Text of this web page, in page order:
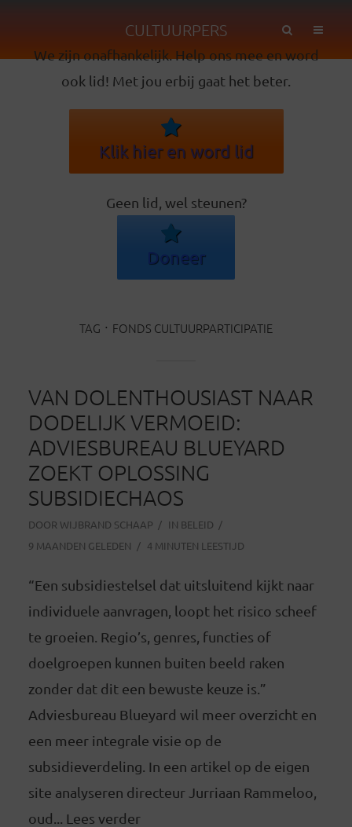
CULTUURPERS
We zijn onafhankelijk. Help ons mee en word
ook lid! Met jou erbij gaat het beter.
Klik hier en word lid
Geen lid, wel steunen?
Doneer
TAG FONDS CULTUURPARTICIPATIE
VAN DOLENTHOUSIAST NAAR
DODELIJK VERMOEID:
ADVIESBUREAU BLUEYARD
ZOEKT OPLOSSING
SUBSIDIECHAOS
DOOR WIJBRAND SCHAAP IN BELEID
9 MAANDEN GELEDEN
4 MINUTEN LEESTIJD
“Een subsidiestelsel dat uitsluitend kijkt naar
individuele aanvragen, loopt het risico scheef
te groeien. Regio’s, genres, functies of
doelgroepen kunnen buiten beeld raken
zonder dat dit een bewuste keuze is.”
Adviesbureau Blueyard wil meer overzicht en
een meer integrale visie op de
subsidieverdeling. In een artikel op de eigen
site analyseren directeur Jurriaan Rammeloo,
oud... Lees verder